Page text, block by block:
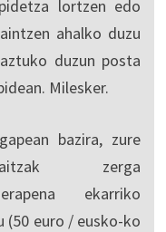
lortzen edo
ahalko duzu
duzun posta
Milesker.
bazira, zure
zerga
ekarriko
(50 euro / eusko-ko